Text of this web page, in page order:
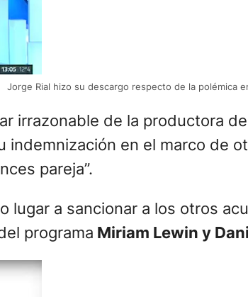
Jorge Rial hizo su descargo respecto de la polémica
irrazonable de la productora
indemnización en el marco de
pareja”.
lugar a sancionar a los otros
programa Miriam Lewin y